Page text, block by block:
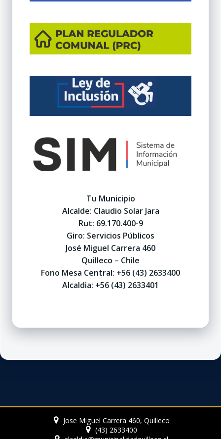
Tu Municipio
Alcalde: Claudio Solar Jara
Rut: 69.170.400-9
Giro: Servicios Públicos
José Miguel Carrera 460
Quilleco – Chile
Fono Mesa Central: +56 (43) 2633400
Alcaldia: +56 (43) 2633401
Jose Miguel Carrera 460, Quilleco
(43) 2633400